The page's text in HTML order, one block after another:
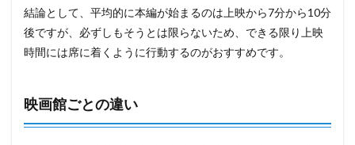
結論として、平均的に本編が始まるのは上映から7分から10分
後ですが、必ずしもそうとは限らないため、できる限り上映
時間には席に着くように行動するのがおすすめです。
映画館ごとの違い